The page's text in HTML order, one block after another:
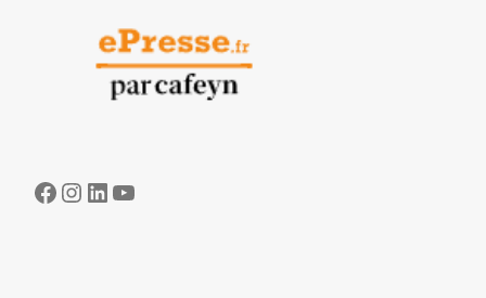
Facebook
Instagram
LinkedIn
YouTube